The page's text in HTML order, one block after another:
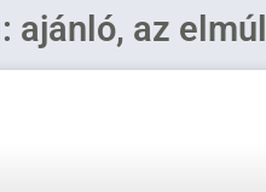
ajánló, az